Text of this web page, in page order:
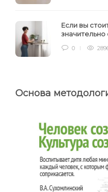
Если вы
0
Основа